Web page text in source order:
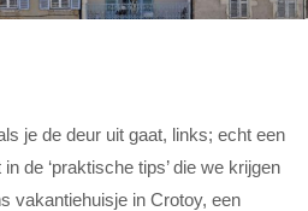
je de deur uit gaat, links; echt een
de ‘praktische tips’ die we krijgen
vakantiehuisje in Crotoy, een